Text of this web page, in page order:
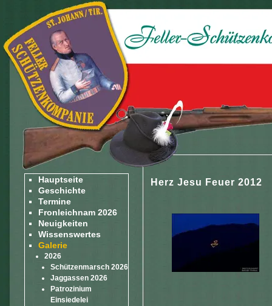
Hauptseite
Geschichte
Termine
Fronleichnam 2026
Neuigkeiten
Wissenswertes
Galerie
2026
Schützenmarsch 2026
Jaggassen 2026
Patrozinium
Einsiedelei
Herz Jesu Feuer 2012